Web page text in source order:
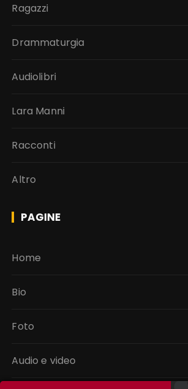
Ragazzi
Drammaturgia
Audiolibri
Lara Manni
Racconti
Altro
PAGINE
Home
Bio
Foto
Audio e video